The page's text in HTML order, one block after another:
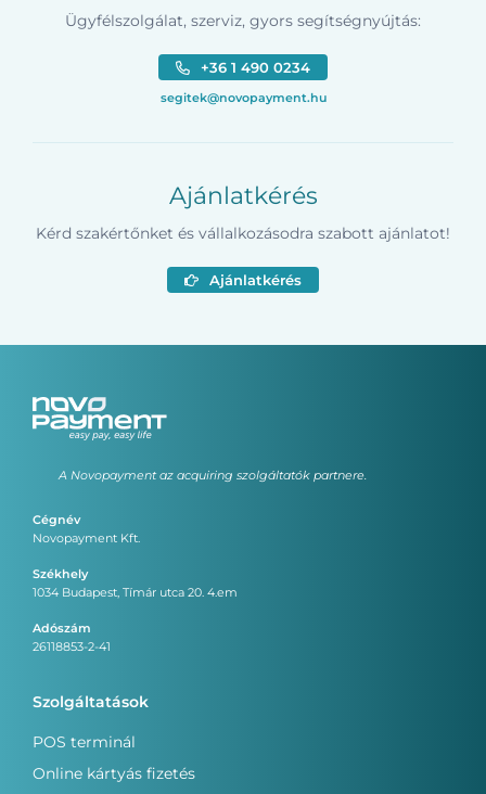
Ügyfélszolgálat, szerviz, gyors segítségnyújtás:
+36 1 490 0234
segitek@novopayment.hu
Ajánlatkérés
Kérd szakértőnket és vállalkozásodra szabott ajánlatot!
Ajánlatkérés
A Novopayment az acquiring szolgáltatók partnere.
Cégnév
Novopayment Kft.
Székhely
1034 Budapest, Tímár utca 20. 4.em
Adószám
26118853-2-41
Szolgáltatások
POS terminál
Online kártyás fizetés